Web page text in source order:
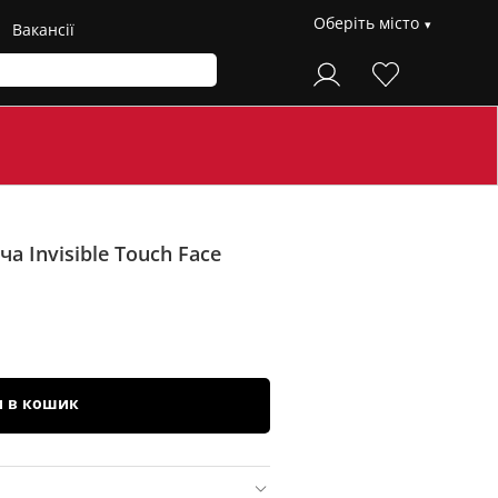
Вакансії Оберіть місто
Invisible Touch Face
в кошик